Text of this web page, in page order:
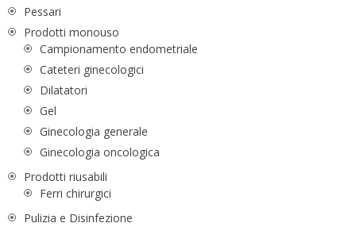
Pessari
Prodotti monouso
Campionamento endometriale
Cateteri ginecologici
Dilatatori
Gel
Ginecologia generale
Ginecologia oncologica
Prodotti riusabili
Ferri chirurgici
Pulizia e Disinfezione